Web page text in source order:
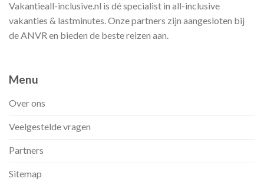
Vakantieall-inclusive.nl is dé specialist in all-inclusive
vakanties & lastminutes. Onze partners zijn aangesloten bij
de ANVR en bieden de beste reizen aan.
Menu
Over ons
Veelgestelde vragen
Partners
Sitemap